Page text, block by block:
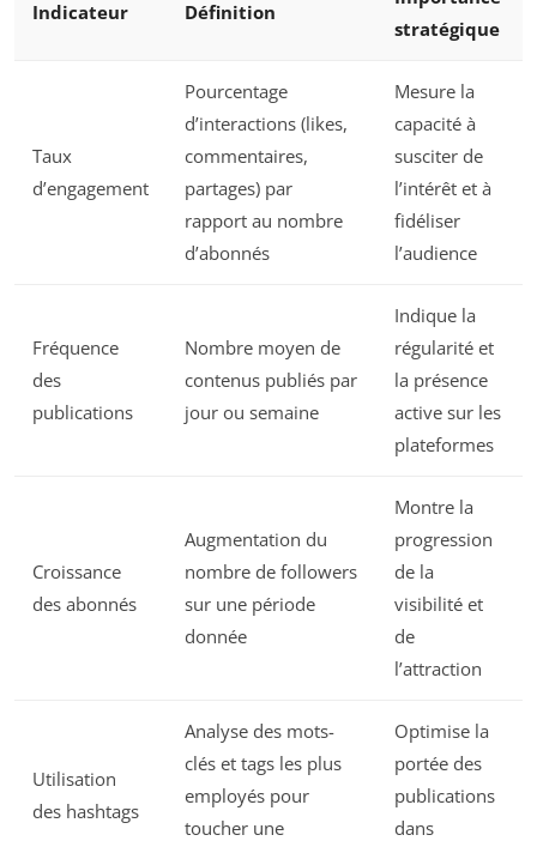
Indicateur Définition
stratégique
Taux
d’engagement
Pourcentage
d’interactions (likes,
commentaires,
partages) par
rapport au nombre
d’abonnés
Mesure la
capacité à
susciter de
l’intérêt et à
fidéliser
l’audience
Fréquence
des
publications
Nombre moyen de
contenus publiés par
jour ou semaine
Indique la
régularité et
la présence
active sur les
plateformes
Croissance
des abonnés
Augmentation du
nombre de followers
sur une période
donnée
Montre la
progression
de la
visibilité et
de
l’attraction
Utilisation
des hashtags
Analyse des mots-
clés et tags les plus
employés pour
toucher une
Optimise la
portée des
publications
dans